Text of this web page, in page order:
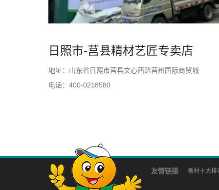
日照市-莒县精材艺匠专卖店
地址：山东省日照市莒县文心西路莒州国际商贸城
电话：400-0218580
友情链接 板材十大排